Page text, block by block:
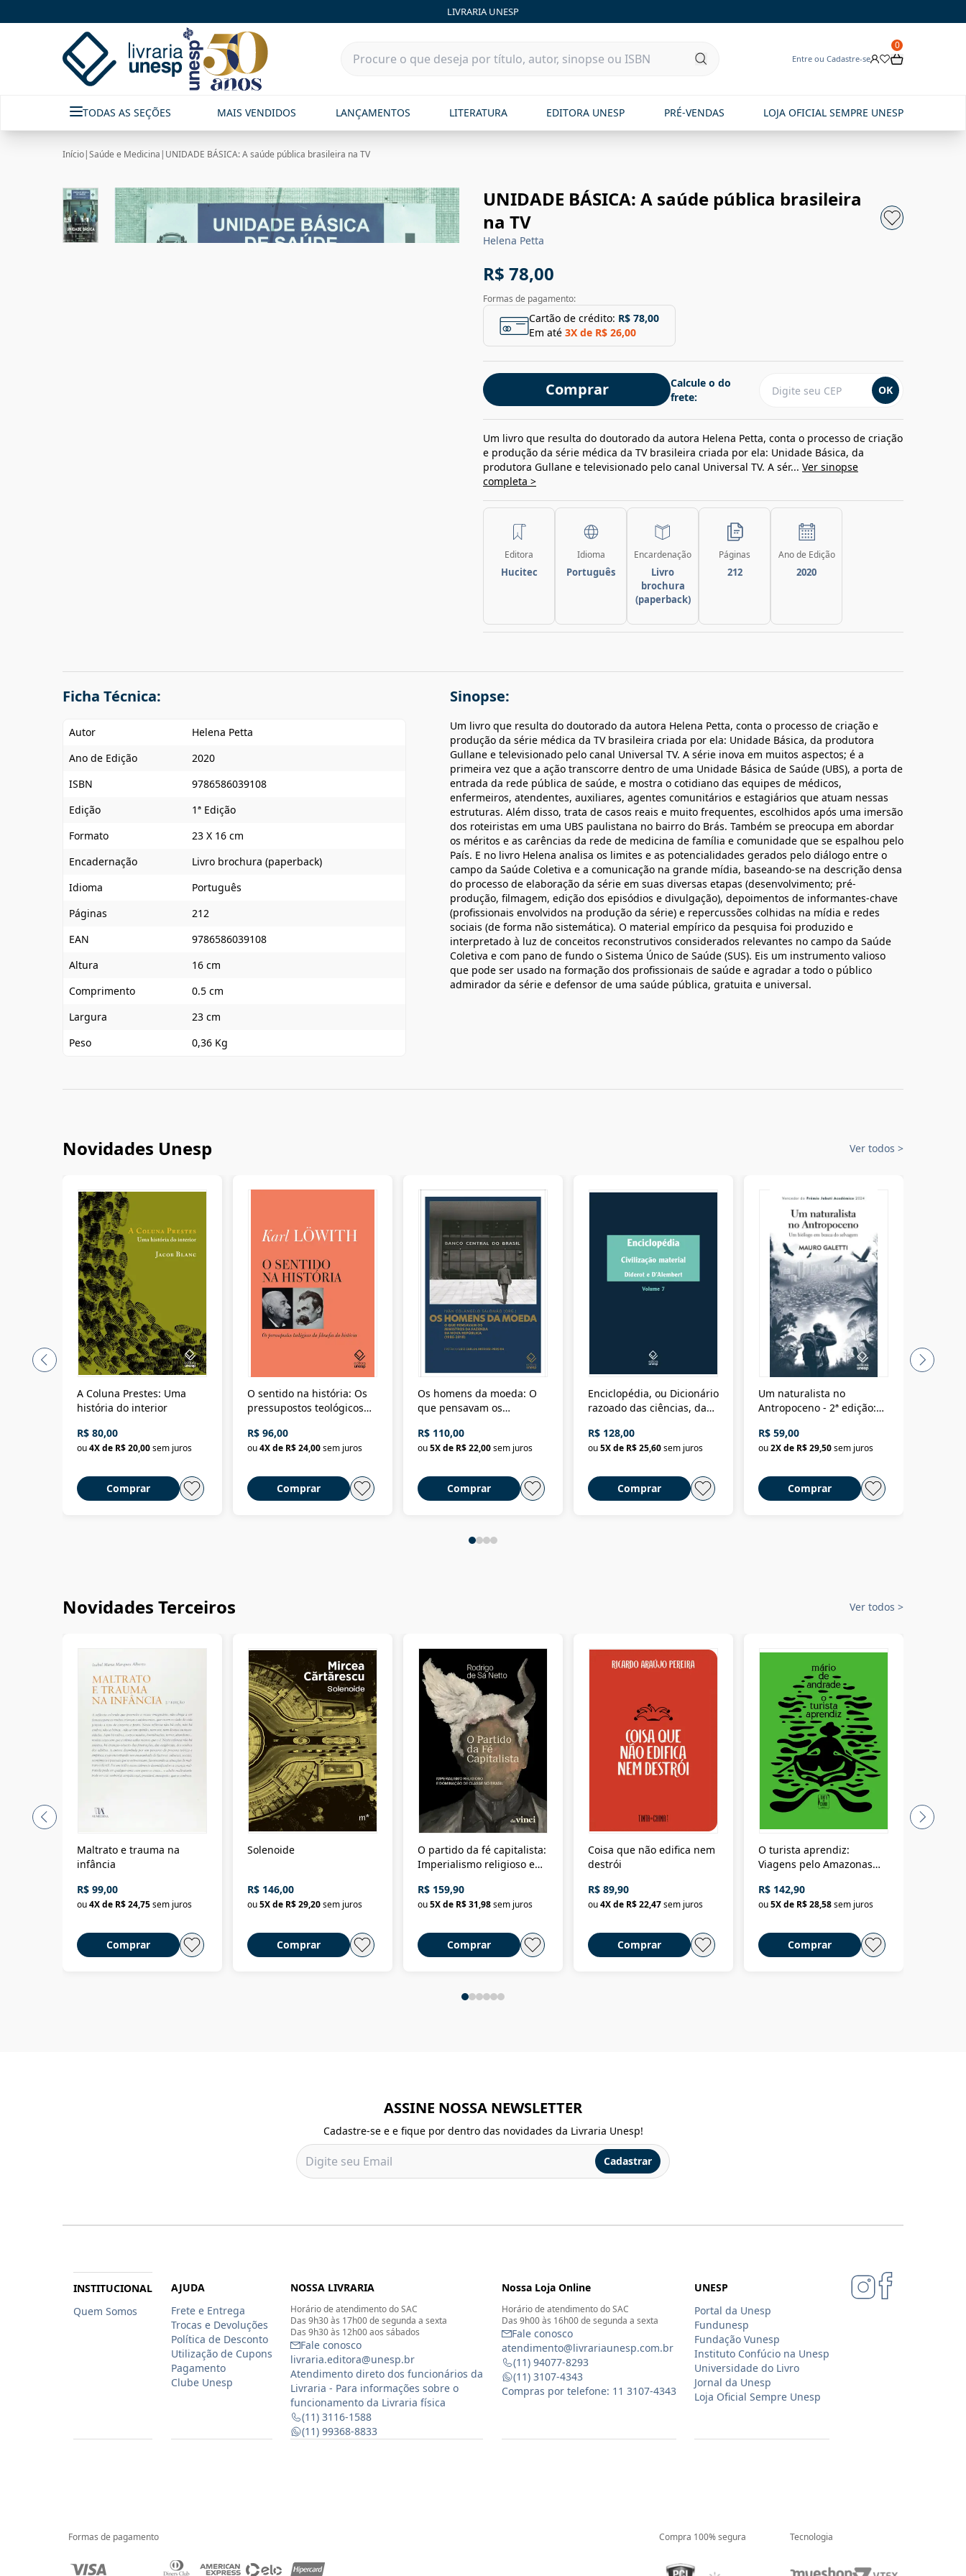
LIVRARIA UNESP
Entre ou Cadastre-se
0
TODAS AS SEÇÕES MAIS VENDIDOS LANÇAMENTOS LITERATURA EDITORA UNESP PRÉ-VENDAS LOJA OFICIAL SEMPRE UNESP
Início|Saúde e Medicina | UNIDADE BÁSICA: A saúde pública brasileira na TV
UNIDADE BÁSICA: A saúde pública brasileira
na TV
Helena Petta
R$ 78,00
Formas de pagamento:
Cartão de crédito: R$ 78,00
Em até 3X de R$ 26,00
Comprar
Calcule o do
frete:
OK
Um livro que resulta do doutorado da autora Helena Petta, conta o processo de criação
e produção da série médica da TV brasileira criada por ela: Unidade Básica, da
produtora Gullane e televisionado pelo canal Universal TV. A sér... Ver sinopse
completa >
Editora
Hucitec
Idioma
Português
Encardenação
Livro
brochura
(paperback)
Páginas
212
Ano de Edição
2020
Ficha Técnica:
Autor
Helena Petta
Ano de Edição
2020
ISBN
9786586039108
Edição
1ª Edição
Formato
23 X 16 cm
Encadernação
Livro brochura (paperback)
Idioma
Português
Páginas
212
EAN
9786586039108
Altura
16 cm
Comprimento
0.5 cm
Largura
23 cm
Peso
0,36 Kg
Sinopse:
Um livro que resulta do doutorado da autora Helena Petta, conta o processo de criação e
produção da série médica da TV brasileira criada por ela: Unidade Básica, da produtora
Gullane e televisionado pelo canal Universal TV. A série inova em muitos aspectos; é a
primeira vez que a ação transcorre dentro de uma Unidade Básica de Saúde (UBS), a porta de
entrada da rede pública de saúde, e mostra o cotidiano das equipes de médicos,
enfermeiros, atendentes, auxiliares, agentes comunitários e estagiários que atuam nessas
estruturas. Além disso, trata de casos reais e muito frequentes, escolhidos após uma imersão
dos roteiristas em uma UBS paulistana no bairro do Brás. Também se preocupa em abordar
os méritos e as carências da rede de medicina de família e comunidade que se espalhou pelo
País. E no livro Helena analisa os limites e as potencialidades gerados pelo diálogo entre o
campo da Saúde Coletiva e a comunicação na grande mídia, baseando-se na descrição densa
do processo de elaboração da série em suas diversas etapas (desenvolvimento; pré-
produção, filmagem, edição dos episódios e divulgação), depoimentos de informantes-chave
(profissionais envolvidos na produção da série) e repercussões colhidas na mídia e redes
sociais (de forma não sistemática). O material empírico da pesquisa foi produzido e
interpretado à luz de conceitos reconstrutivos considerados relevantes no campo da Saúde
Coletiva e com pano de fundo o Sistema Único de Saúde (SUS). Eis um instrumento valioso
que pode ser usado na formação dos profissionais de saúde e agradar a todo o público
admirador da série e defensor de uma saúde pública, gratuita e universal.
Novidades Unesp Ver todos >
A Coluna Prestes: Uma
história do interior
R$ 80,00
ou4X de R$ 20,00sem juros
Comprar
O sentido na história: Os
pressupostos teológicos
R$ 96,00
ou4X de R$ 24,00sem juros
Comprar
Os homens da moeda: O
que pensavam os
Nova República (1985-
2018)
R$ 110,00
ou5X de R$ 22,00sem juros
Comprar
Enciclopédia, ou Dicionário
razoado das ciências, das
Civilização material
R$ 128,00
ou5X de R$ 25,60sem juros
Comprar
Um naturalista no
Antropoceno - 2ª edição:
selvagem
R$ 59,00
ou2X de R$ 29,50sem juros
Comprar
Novidades Terceiros Ver todos >
Maltrato e trauma na
infância
R$ 99,00
ou4X de R$ 24,75sem juros
Comprar
Solenoide
R$ 146,00
ou5X de R$ 29,20sem juros
Comprar
O partido da fé capitalista:
Imperialismo religioso e
Brasil
R$ 159,90
ou5X de R$ 31,98sem juros
Comprar
Coisa que não edifica nem
destrói
R$ 89,90
ou4X de R$ 22,47sem juros
Comprar
O turista aprendiz:
Viagens pelo Amazonas
até a Bolívia e por Marajó
até dizer chega
R$ 142,90
ou5X de R$ 28,58sem juros
Comprar
ASSINE NOSSA NEWSLETTER
Cadastre-se e e fique por dentro das novidades da Livraria Unesp!
Cadastrar
INSTITUCIONAL
Quem Somos
AJUDA
Frete e Entrega
Trocas e Devoluções
Política de Desconto
Utilização de Cupons
Pagamento
Clube Unesp
NOSSA LIVRARIA
Horário de atendimento do SAC
Das 9h30 às 17h00 de segunda a sexta
Das 9h30 às 12h00 aos sábados
Fale conosco
livraria.editora@unesp.br
Atendimento direto dos funcionários da
Livraria - Para informações sobre o
funcionamento da Livraria física
(11) 3116-1588
(11) 99368-8833
Nossa Loja Online
Horário de atendimento do SAC
Das 9h00 às 16h00 de segunda a sexta
Fale conosco
atendimento@livrariaunesp.com.br
(11) 94077-8293
(11) 3107-4343
Compras por telefone: 11 3107-4343
UNESP
Portal da Unesp
Fundunesp
Fundação Vunesp
Instituto Confúcio na Unesp
Universidade do Livro
Jornal da Unesp
Loja Oficial Sempre Unesp
Formas de pagamento Compra 100% segura Tecnologia